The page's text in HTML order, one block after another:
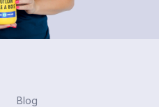
Blog